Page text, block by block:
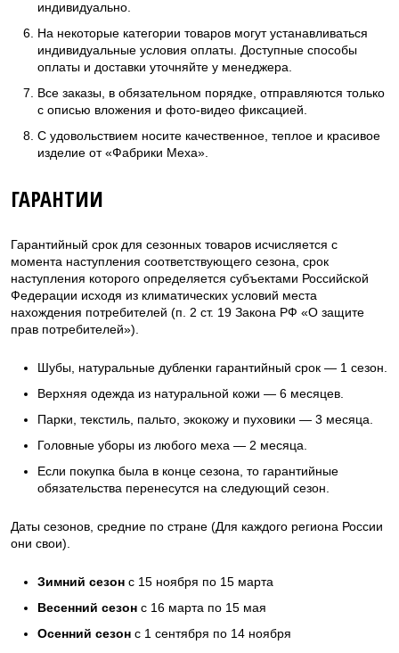
индивидуально.
На некоторые категории товаров могут устанавливаться
индивидуальные условия оплаты. Доступные способы
оплаты и доставки уточняйте у менеджера.
Все заказы, в обязательном порядке, отправляются только
с описью вложения и фото-видео фиксацией.
С удовольствием носите качественное, теплое и красивое
изделие от «Фабрики Меха».
ГАРАНТИИ
Гарантийный срок для сезонных товаров исчисляется с
момента наступления соответствующего сезона, срок
наступления которого определяется субъектами Российской
Федерации исходя из климатических условий места
нахождения потребителей (п. 2 ст. 19 Закона РФ «О защите
прав потребителей»).
Шубы, натуральные дубленки гарантийный срок — 1 сезон.
Верхняя одежда из натуральной кожи — 6 месяцев.
Парки, текстиль, пальто, экокожу и пуховики — 3 месяца.
Головные уборы из любого меха — 2 месяца.
Если покупка была в конце сезона, то гарантийные
обязательства перенесутся на следующий сезон.
Даты сезонов, средние по стране (Для каждого региона России
они свои).
Зимний сезон с 15 ноября по 15 марта
Весенний сезон с 16 марта по 15 мая
Осенний сезон с 1 сентября по 14 ноября